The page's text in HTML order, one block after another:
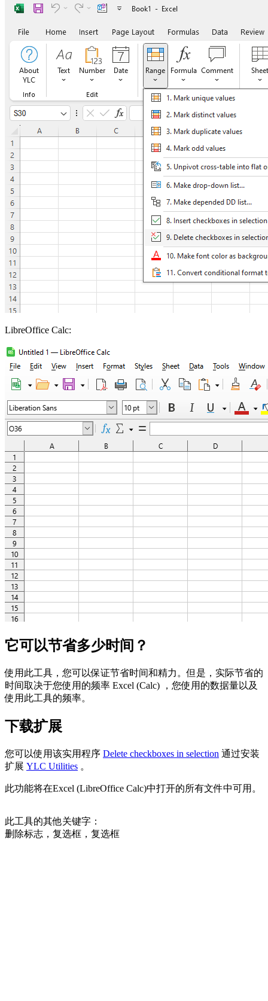
LibreOffice Calc:
它可以节省多少时间？
使用此工具，您可以保证节省时间和精力。但是，实际节省的
时间取决于您使用的频率 Excel (Calc) ，您使用的数据量以及
使用此工具的频率。
下载扩展
您可以使用该实用程序 Delete checkboxes in selection 通过安装
扩展 YLC Utilities 。
此功能将在Excel (LibreOffice Calc)中打开的所有文件中可用。
此工具的其他关键字：
删除标志，复选框，复选框